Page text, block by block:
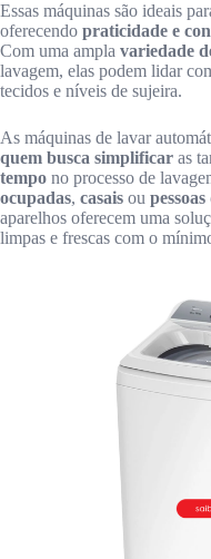
Essas máquinas são ideais
oferecendo praticidade e
Com uma ampla variedade
lavagem, elas podem lidar
tecidos e níveis de sujeira.
As máquinas de lavar
quem busca simplificar as
tempo no processo de
ocupadas, casais ou
aparelhos oferecem uma
limpas e frescas com o